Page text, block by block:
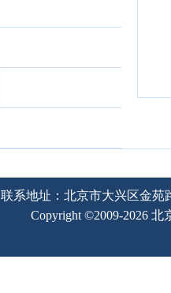
联系地址：北京市大兴区金苑
Copyright ©2009-2026 北